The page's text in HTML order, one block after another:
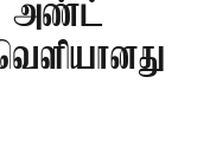
அண்ட்